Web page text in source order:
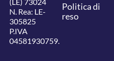
N. Rea: LE-
305825
P.IVA
04581930759.
Politica di
reso